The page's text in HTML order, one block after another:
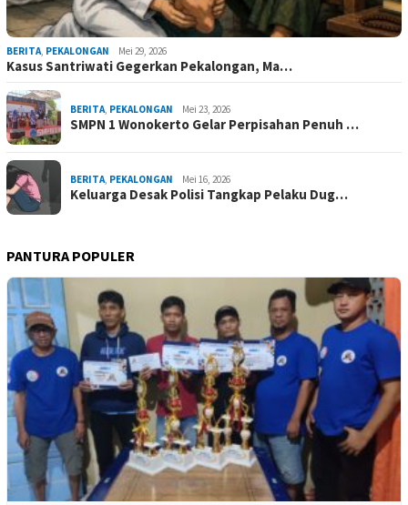
BERITA, PEKALONGAN Mei 29, 2026
Kasus Santriwati Gegerkan Pekalongan, Ma…
BERITA, PEKALONGAN Mei 23, 2026
SMPN 1 Wonokerto Gelar Perpisahan Penuh …
BERITA, PEKALONGAN Mei 16, 2026
Keluarga Desak Polisi Tangkap Pelaku Dug…
PANTURA POPULER